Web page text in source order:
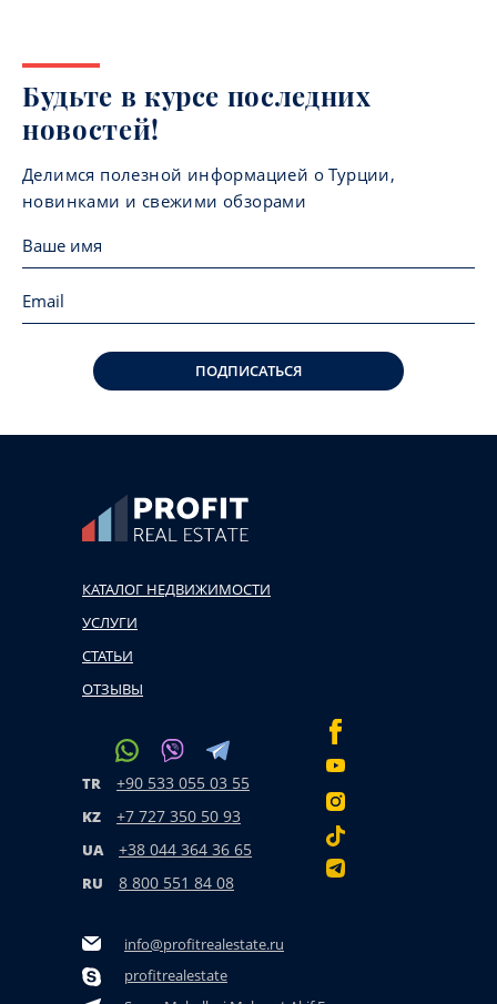
Будьте в курсе последних
новостей!
Делимся полезной информацией о Турции,
новинками и свежими обзорами
ПОДПИСАТЬСЯ
КАТАЛОГ НЕДВИЖИМОСТИ
УСЛУГИ
СТАТЬИ
ОТЗЫВЫ
TR +90 533 055 03 55
KZ +7 727 350 50 93
UA +38 044 364 36 65
RU 8 800 551 84 08
info@profitrealestate.ru
profitrealestate